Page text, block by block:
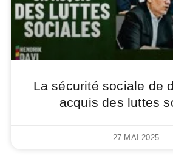
La sécurité sociale de
acquis des luttes
27 MAI 2025